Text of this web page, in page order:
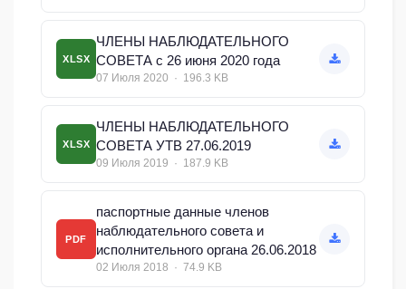
XLSX
ЧЛЕНЫ НАБЛЮДАТЕЛЬНОГО
СОВЕТА с 26 июня 2020 года
07 Июля 2020 · 196.3 KB
XLSX
ЧЛЕНЫ НАБЛЮДАТЕЛЬНОГО
СОВЕТА УТВ 27.06.2019
09 Июля 2019 · 187.9 KB
PDF
паспортные данные членов
наблюдательного совета и
исполнительного органа 26.06.2018
02 Июля 2018 · 74.9 KB